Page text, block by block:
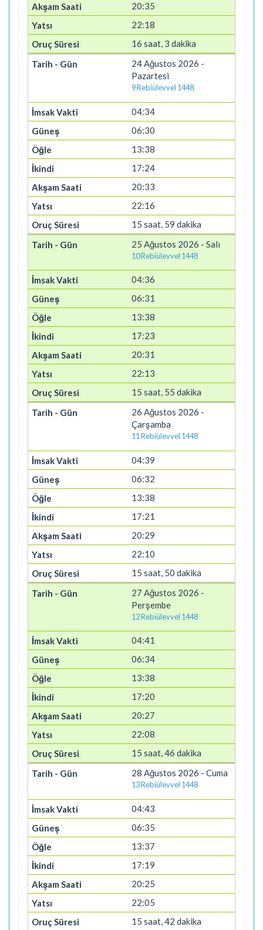
20:35
22:18
16 saat, 3 dakika
24 Ağustos 2026 -
Pazartesi
9 Rebiülevvel 1448
04:34
06:30
13:38
17:24
20:33
22:16
15 saat, 59 dakika
25 Ağustos 2026 - Salı
10 Rebiülevvel 1448
04:36
06:31
13:38
17:23
20:31
22:13
15 saat, 55 dakika
26 Ağustos 2026 -
Çarşamba
11 Rebiülevvel 1448
04:39
06:32
13:38
17:21
20:29
22:10
15 saat, 50 dakika
27 Ağustos 2026 -
Perşembe
12 Rebiülevvel 1448
04:41
06:34
13:38
17:20
20:27
22:08
15 saat, 46 dakika
28 Ağustos 2026 - Cuma
13 Rebiülevvel 1448
04:43
06:35
13:37
17:19
20:25
22:05
15 saat, 42 dakika